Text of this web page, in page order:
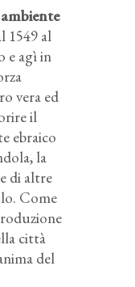
1549 al
e agì in
vera ed
il
ebraico
la
di altre
Come
città
del